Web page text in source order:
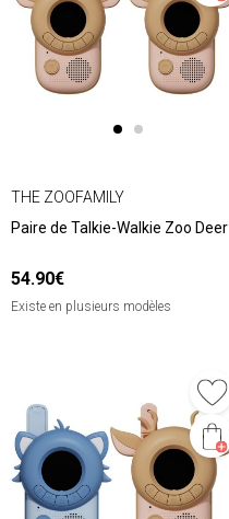
THE ZOOFAMILY
Paire de Talkie-Walkie Zoo Deer
54.90€
Existe en plusieurs modèles